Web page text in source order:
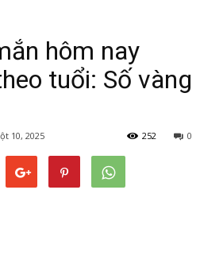
hôm nay
tuổi: Số vàng
10, 2025 0
252